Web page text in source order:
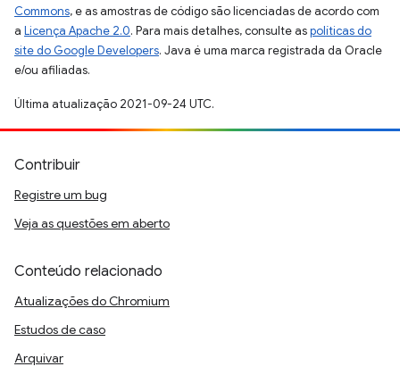
Commons, e as amostras de código são licenciadas de acordo com
a Licença Apache 2.0. Para mais detalhes, consulte aspolíticas do
site do Google Developers. Java é uma marca registrada da Oracle
e/ou afiliadas.
Última atualização 2021-09-24 UTC.
Contribuir
Registre um bug
Veja as questões em aberto
Conteúdo relacionado
Atualizações do Chromium
Estudos de caso
Arquivar